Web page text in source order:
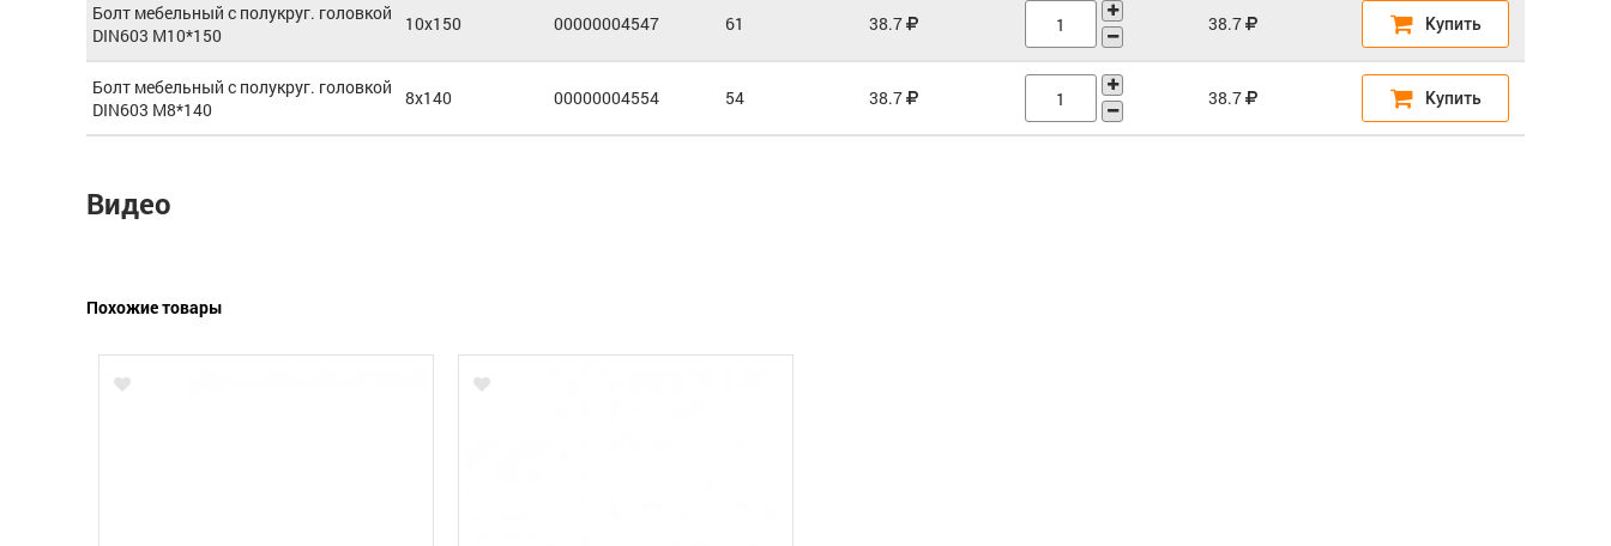
Болт мебельный с полукруг. головкой
DIN603 М10*150
10x150 00000004547 61 38.7
Болт мебельный с полукруг. головкой
DIN603 М8*140
8x140 00000004554 54 38.7
Видео
Похожие товары